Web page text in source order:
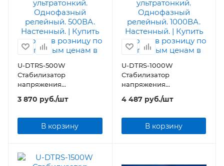
U-DTRS-500W
Стабилизатор
напряжения
ультратонкий.
Однофазный релейный.
3 870 руб./шт
В корзину
U-DTRS-1000W
Стабилизатор
напряжения
ультратонкий.
Однофазный релейный.
4 487руб./шт
В корзину